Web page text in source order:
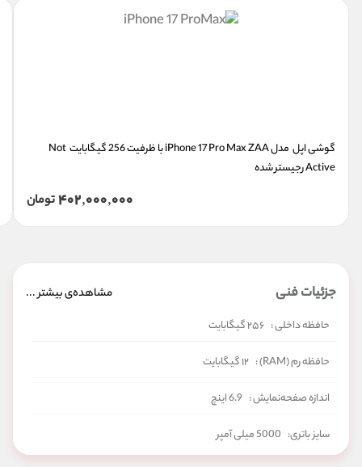
Active رجیستر شده
402,000,000تومان
جزئیات فنی مشاهده‌ی بیشتر ...
حافظه داخلی : ۲۵۶ گیگابایت
حافظه رم (RAM) : ۱۲ گیگابایت
اندازه صفحه‌نمایش : 6.9 اینچ
سایز باتری: 5000 میلی آمپر